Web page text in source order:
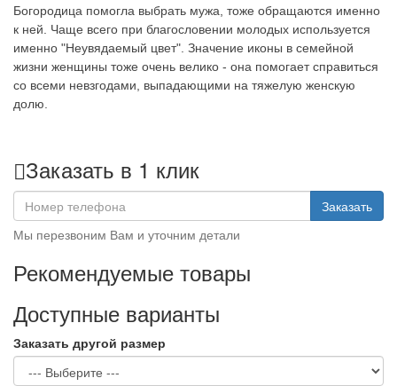
Богородица помогла выбрать мужа, тоже обращаются именно
к ней. Чаще всего при благословении молодых используется
именно "Неувядаемый цвет". Значение иконы в семейной
жизни женщины тоже очень велико - она помогает справиться
со всеми невзгодами, выпадающими на тяжелую женскую
долю.
Заказать в 1 клик
Заказать
Мы перезвоним Вам и уточним детали
Рекомендуемые товары
Доступные варианты
Заказать другой размер